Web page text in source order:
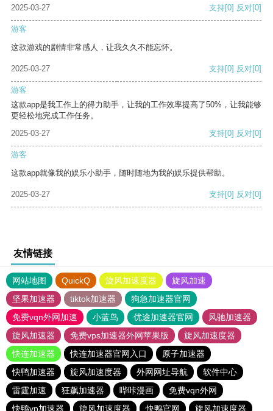
2025-03-27 支持[0] 反对[0]
游客
这款游戏的剧情非常感人，让我久久不能忘怀。
2025-03-27 支持[0] 反对[0]
游客
这款app是我工作上的得力助手，让我的工作效率提高了50%，让我能够
更轻松地完成工作任务。
2025-03-27
支持[0] 反对[0]
游客
这款app就像我的娱乐小助手，随时随地为我的娱乐提供帮助。
2025-03-27 支持[0] 反对[0]
友情链接
网站地图 QuickQ 旋风加速度器
旋风加速
坚果加速器
tiktok加速器
狗急加速器官网
免费vqn外网加速
小蓝鸟 优途加速器官网
风驰加速器
旋风加速器
免费vps加速器外网苹果版
旋风加速度器
快连加速器
快连加速器官网入口
原子加速器
快鸭加速器
旋风加速度器 外网网址导航
软件中心
雷霆加速
狂飙加速器 哔咔漫画
免费vqn外网
快鸭vp加速器
旋风加速度器 快鸭官网 旋风加速度器